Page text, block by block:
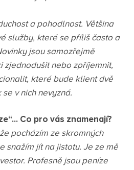
a pohodlnost. Většina
služby, které se příliš často a
jsou samozřejmě
zjednodušit nebo zpříjemnit,
které bude klient dvě
v nich nevyzná.
Co pro vás znamenají?
pocházím ze skromných
snažím jít na jistotu. Je ze mě
Profesně jsou peníze